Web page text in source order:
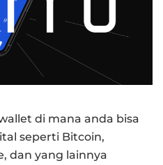
di mana anda bisa
seperti Bitcoin,
dan yang lainnya